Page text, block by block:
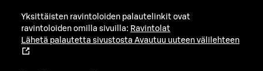
Yksittäisten ravintoloiden palautelinkit ovat
ravintoloiden omilla sivuilla: Ravintolat
Lähetä palautetta sivustosta Avautuu uuteen välilehteen